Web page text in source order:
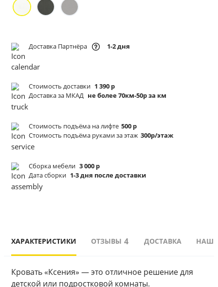
Доставка Партнёра 1-2 дня
Стоимость доставки 1 390 р
Доставка за МКАД не более 70км-50р за км
Стоимость подъёма на лифте 500 р
Стоимость подъёма руками за этаж 300р/этаж
Сборка мебели 3 000 р
Дата сборки 1-3 дня после доставки
ХАРАКТЕРИСТИКИ ОТЗЫВЫ 4 ДОСТАВКА
Кровать «Ксения» — это отличное решение для